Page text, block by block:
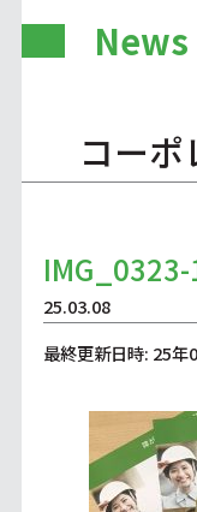
News
コーポ
IMG_0323-
25.03.08
最終更新日時: 25年